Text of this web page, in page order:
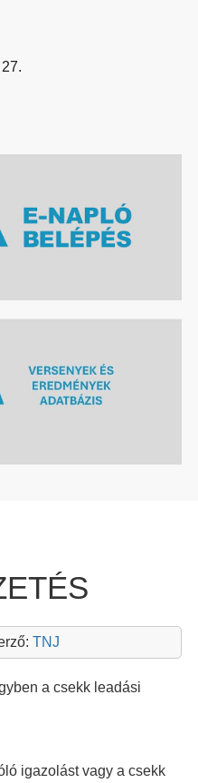
TNJ
a csekk leadási
igazolást vagy a csekk